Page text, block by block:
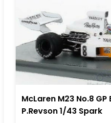
McLaren M23 No.8 GP
P.Revson 1/43 Spark